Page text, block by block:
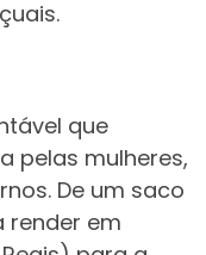
que
pelas mulheres,
De um saco
render em